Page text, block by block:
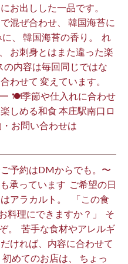
お出しした一品です。
混ぜ合わせ、 韓国海苔に
、 韓国海苔の香り。 ⁡ れ
お刺身とはまた違った楽
の内容は毎回同じではな
わせて 変えています。
や仕入れに合わせ
しめる和食 本庄駅南口ロ
お問い合わせは
予約はDMからでも。〜
承っています ⁡ ご希望の日
アラカルト。 ⁡ ⁡ 「この食
料理にできますか？」 ⁡ そ
。 ⁡ 苦手な食材やアレルギ
ければ、内容に合わせて
めてのお店は、 ちょっ